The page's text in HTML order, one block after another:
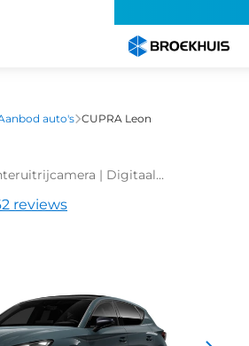
auto's CUPRA Leon
| Digitaal
reviews